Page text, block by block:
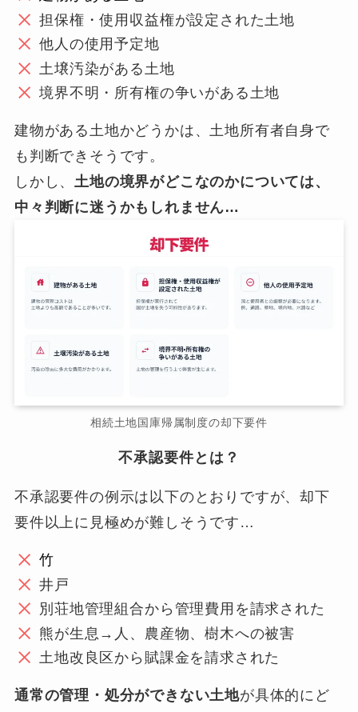
担保権・使用収益権が設定された土地
他人の使用予定地
土壌汚染がある土地
境界不明・所有権の争いがある土地
建物がある土地かどうかは、土地所有者自身で
も判断できそうです。
しかし、土地の境界がどこなのかについては、
中々判断に迷うかもしれません…
相続土地国庫帰属制度の却下要件
不承認要件とは？
不承認要件の例示は以下のとおりですが、却下
要件以上に見極めが難しそうです…
竹
井戸
別荘地管理組合から管理費用を請求された
熊が生息→人、農産物、樹木への被害
土地改良区から賦課金を請求された
通常の管理・処分ができない土地が具体的にど